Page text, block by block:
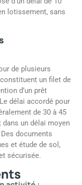
lotissement, sans
de plusieurs
un filet de
d’un prêt
délai accordé pour
de 30 à 45
dans un délai moyen
documents
et étude de sol,
sécurisée.